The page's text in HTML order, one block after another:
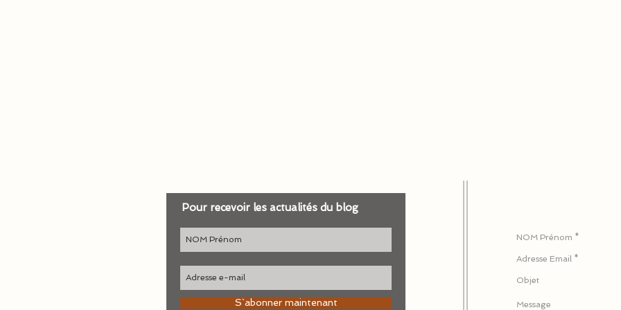
Pour recevoir les actualités du blog
S`abonner maintenant